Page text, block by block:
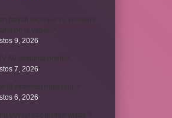
9, 2026
7, 2026
6, 2026